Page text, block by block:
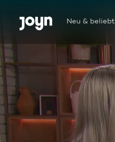
Zum Inhalt springen
Barrierefrei Neu & beliebt